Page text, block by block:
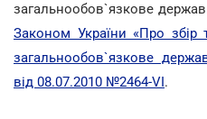
загальнообов`язкове
Законом України «Про збір
загальнообов`язкове
від 08.07.2010 №2464-VI.